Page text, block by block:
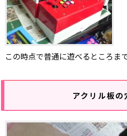
この時点で普通に遊べるところま
アクリル板の